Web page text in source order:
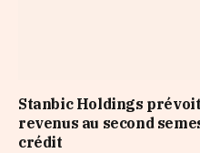
Stanbic Holdings
revenus au second
crédit